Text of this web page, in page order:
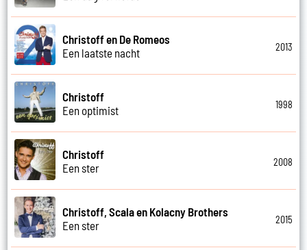
Christoff en De Romeos
Een laatste nacht
2013
Christoff
Een optimist
1998
Christoff
Een ster
2008
Christoff, Scala en Kolacny Brothers
Een ster
2015